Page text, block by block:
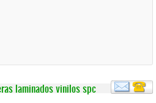
laminados vinilos spc